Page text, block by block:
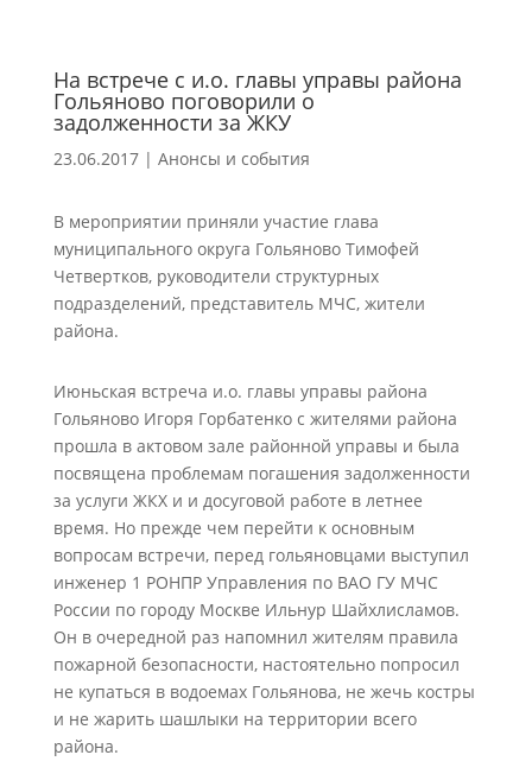
На встрече с и.о. главы управы района
Гольяново поговорили о
задолженности за ЖКУ
23.06.2017| Анонсы и события
В мероприятии приняли участие глава
муниципального округа Гольяново Тимофей
Четвертков, руководители структурных
подразделений, представитель МЧС, жители
района.
Июньская встреча и.о. главы управы района
Гольяново Игоря Горбатенко с жителями района
прошла в актовом зале районной управы и была
посвящена проблемам погашения задолженности
за услуги ЖКХ и и досуговой работе в летнее
время. Но прежде чем перейти к основным
вопросам встречи, перед гольяновцами выступил
инженер 1 РОНПР Управления по ВАО ГУ МЧС
России по городу Москве Ильнур Шайхлисламов.
Он в очередной раз напомнил жителям правила
пожарной безопасности, настоятельно попросил
не купаться в водоемах Гольянова, не жечь костры
и не жарить шашлыки на территории всего
района.